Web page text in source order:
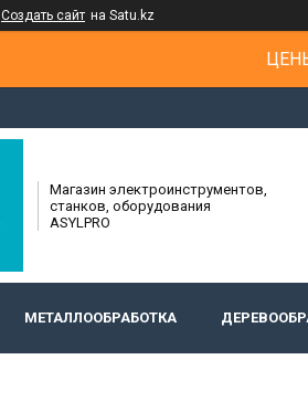
Создать сайт на Satu.kz
Магазин электроинструментов,
станков, оборудования
ASYLPRO
МЕТАЛЛООБРАБОТКА